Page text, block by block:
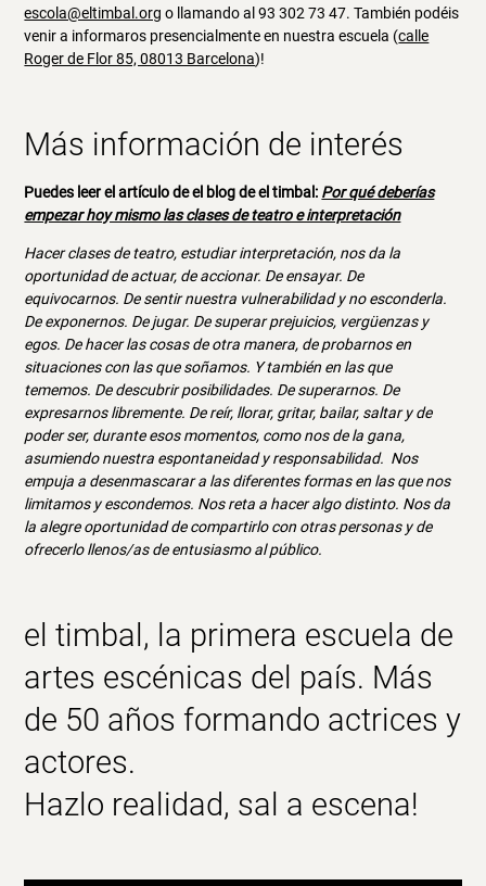
escola@eltimbal.org o llamando al 93 302 73 47. También podéis
venir a informaros presencialmente en nuestra escuela (calle
Roger de Flor 85, 08013 Barcelona)!
Más información de interés
Puedes leer el artículo de el blog de el timbal: Por qué deberías
empezar hoy mismo las clases de teatro e interpretación
Hacer clases de teatro, estudiar interpretación, nos da la
oportunidad de actuar, de accionar. De ensayar. De
equivocarnos. De sentir nuestra vulnerabilidad y no esconderla.
De exponernos. De jugar. De superar prejuicios, vergüenzas y
egos. De hacer las cosas de otra manera, de probarnos en
situaciones con las que soñamos. Y también en las que
tememos. De descubrir posibilidades. De superarnos. De
expresarnos libremente. De reír, llorar, gritar, bailar, saltar y de
poder ser, durante esos momentos, como nos de la gana,
asumiendo nuestra espontaneidad y responsabilidad. Nos
empuja a desenmascarar a las diferentes formas en las que nos
limitamos y escondemos. Nos reta a hacer algo distinto. Nos da
la alegre oportunidad de compartirlo con otras personas y de
ofrecerlo llenos/as de entusiasmo al público.
el timbal, la primera escuela de
artes escénicas del país. Más
de 50 años formando actrices y
actores.
Hazlo realidad, sal a escena!